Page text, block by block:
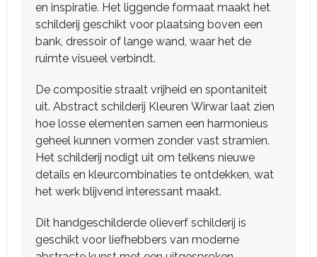
en inspiratie. Het liggende formaat maakt het
schilderij geschikt voor plaatsing boven een
bank, dressoir of lange wand, waar het de
ruimte visueel verbindt.
De compositie straalt vrijheid en spontaniteit
uit. Abstract schilderij Kleuren Wirwar laat zien
hoe losse elementen samen een harmonieus
geheel kunnen vormen zonder vast stramien.
Het schilderij nodigt uit om telkens nieuwe
details en kleurcombinaties te ontdekken, wat
het werk blijvend interessant maakt.
Dit handgeschilderde olieverf schilderij is
geschikt voor liefhebbers van moderne